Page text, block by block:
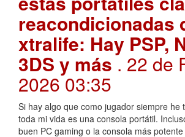
reacondicionadas
xtralife: Hay PSP,
3DS y más. 22 de
2026 03:35
Si hay algo que como jugador siempre he
toda mi vida es una consola portátil.
buen PC gaming o la consola más